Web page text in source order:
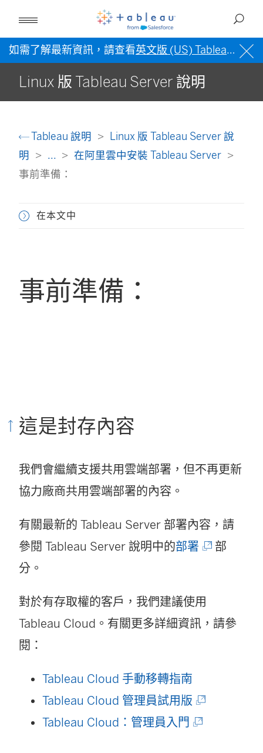
如需了解最新資訊，請查看英文版 (US) Tableau 說明
Linux 版 Tableau Server 說明
Tableau 說明
Linux 版 Tableau Server 說
明
...
在阿里雲中安裝 Tableau Server
事前準備：
在本文中
事前準備：
這是封存內容
我們會繼續支援共用雲端部署，但不再更新
協力廠商共用雲端部署的內容。
有關最新的 Tableau Server 部署內容，請
參閱 Tableau Server 說明中的部署 (
在
新
開
啟
部
分。
對於有存取權的客戶，我們建議使用
Tableau Cloud 。有關更多詳細資訊，請參
閱：
Tableau Cloud 手動移轉指南
Tableau Cloud 管理員試用版 (
連
Tableau Cloud：管理員入門 (